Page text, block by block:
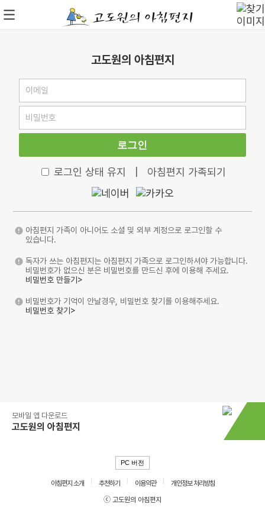
고도원의 아침편지
로그인
로그인 상태 유지 아침편지 가족되기
아침편지 가족이 아니어도 소셜 및 외부 계정으로 로그인할 수
있습니다.
독자가 쓰는 아침편지는 아침편지 가족으로 로그인하셔야 가능합니다.
비밀번호가 없으신 분은 비밀번호를 만드신 후에 이용해 주세요.
비밀번호 만들기>
비밀번호가 기억이 안날경우, 비밀번호 찾기를 이용해주세요.
비밀번호 찾기>
모바일 앱 다운로드
고도원의 아침편지
PC 버전
아침편지 소개 추천하기 이용약관
개인정보 처리방침
ⓒ 고도원의 아침편지